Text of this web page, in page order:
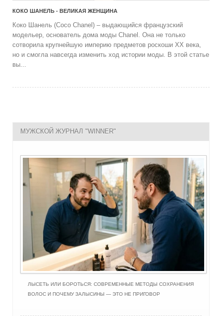
КОКО ШАНЕЛЬ - ВЕЛИКАЯ ЖЕНЩИНА
Коко Шанель (Coco Chanel) – выдающийся французский
модельер, основатель дома моды Chanel. Она не только
сотворила крупнейшую империю предметов роскоши ХХ века,
но и смогла навсегда изменить ход истории моды. В этой статье
вы...
МУЖСКОЙ ЖУРНАЛ "WINNER"
ЛЫСЕТЬ ИЛИ БОРОТЬСЯ: СОВРЕМЕННЫЕ МЕТОДЫ СОХРАНЕНИЯ
ВОЛОС И ПОЧЕМУ ЗАЛЫСИНЫ — ЭТО НЕ ПРИГОВОР